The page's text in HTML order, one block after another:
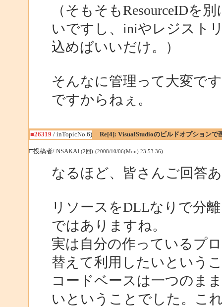
（そもそもResourceIDを
いですし、iniやレジスト
込めばいいだけ。）
そんなに管理って大変で
ですからねぇ。
■26319 / inTopicNo.6) Re[4]: VisualStudioのビルドオプションで
□投稿者/ NSAKAI (2回)-(2008/10/06(Mon) 23:53:36)
なるほど、皆さんご回答
リソースをDLLなりで分
ではありますね。
実は自分の作っているプ
替えて利用したいという
コードベースは一つのま
いということでした。こ